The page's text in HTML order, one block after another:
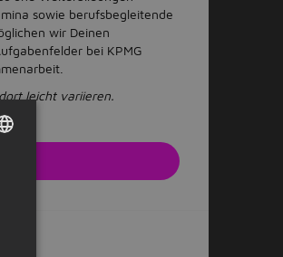
sowie berufsbegleitende
wir Deinen
bei KPMG
leicht variieren.